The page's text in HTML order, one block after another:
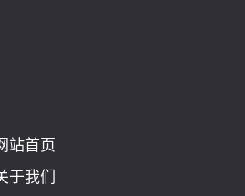
站首页
于我们